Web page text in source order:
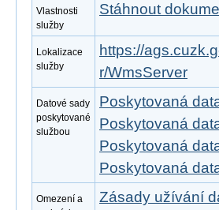
Vlastnosti
služby
Stáhnout
Lokalizace
služby
https://
r/WmsServer
Datové sady
poskytované
službou
Poskytovaná
Poskytovaná
Poskytovaná
Poskytovaná
Omezení a
Zásady užívání